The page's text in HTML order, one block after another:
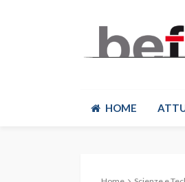
HOME